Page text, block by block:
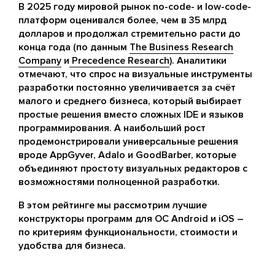
В 2025 году мировой рынок no-code- и low-code-
платформ оценивался более, чем в 35 млрд
долларов и продолжал стремительно расти до
конца года (по данным The Business Research
Company и Precedence Research). Аналитики
отмечают, что спрос на визуальные инструменты
разработки постоянно увеличивается за счёт
малого и среднего бизнеса, который выбирает
простые решения вместо сложных IDE и языков
программирования. А наибольший рост
продемонстрировали универсальные решения
вроде AppGyver, Adalo и GoodBarber, которые
объединяют простоту визуальных редакторов с
возможностями полноценной разработки.
В этом рейтинге мы рассмотрим лучшие
конструкторы программ для ОС Android и iOS –
по критериям функциональности, стоимости и
удобства для бизнеса.